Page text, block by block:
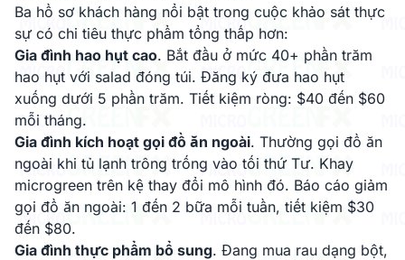
Ba hồ sơ khách hàng nổi bật trong cuộc khảo sát thực
sự có chi tiêu thực phẩm tổng thấp hơn:
Gia đình hao hụt cao. Bắt đầu ở mức 40+ phần trăm
hao hụt với salad đóng túi. Đăng ký đưa hao hụt
xuống dưới 5 phần trăm. Tiết kiệm ròng: $40 đến $60
mỗi tháng.
Gia đình kích hoạt gọi đồ ăn ngoài. Thường gọi đồ ăn
ngoài khi tủ lạnh trông trống vào tối thứ Tư. Khay
microgreen trên kệ thay đổi mô hình đó. Báo cáo giảm
gọi đồ ăn ngoài: 1 đến 2 bữa mỗi tuần, tiết kiệm $30
đến $80.
Gia đình thực phẩm bổ sung. Đang mua rau dạng bột,